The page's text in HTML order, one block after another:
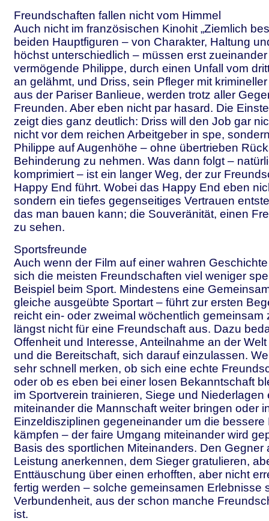
Freundschaften fallen nicht vom Himmel
Auch nicht im französischen Kinohit „Ziemlich
beiden Hauptfiguren – von Charakter, Haltung
höchst unterschiedlich – müssen erst
vermögende Philippe, durch einen Unfall vom
an gelähmt, und Driss, sein Pfleger mit
aus der Pariser Banlieue, werden trotz aller
Freunden. Aber eben nicht par hasard. Die
zeigt dies ganz deutlich: Driss will den Job gar
nicht vor dem reichen Arbeitgeber in spe,
Philippe auf Augenhöhe – ohne übertrieben
Behinderung zu nehmen. Was dann folgt –
komprimiert – ist ein langer Weg, der zur
Happy End führt. Wobei das Happy End eben
sondern ein tiefes gegenseitiges Vertrauen
das man bauen kann; die Souveränität, einen
zu sehen.
Sportsfreunde
Auch wenn der Film auf einer wahren
sich die meisten Freundschaften viel weniger
Beispiel beim Sport. Mindestens eine
gleiche ausgeübte Sportart – führt zur ersten
reicht ein- oder zweimal wöchentlich gemeinsam
längst nicht für eine Freundschaft aus. Dazu
Offenheit und Interesse, Anteilnahme an der
und die Bereitschaft, sich darauf einzulassen.
sehr schnell merken, ob sich eine echte
oder ob es eben bei einer losen Bekanntschaft
im Sportverein trainieren, Siege und Niederlagen
miteinander die Mannschaft weiter bringen oder
Einzeldisziplinen gegeneinander um die bessere
kämpfen – der faire Umgang miteinander wird
Basis des sportlichen Miteinanders. Den Gegner
Leistung anerkennen, dem Sieger gratulieren,
Enttäuschung über einen erhofften, aber nicht
fertig werden – solche gemeinsamen Erlebnisse
Verbundenheit, aus der schon manche
ist.